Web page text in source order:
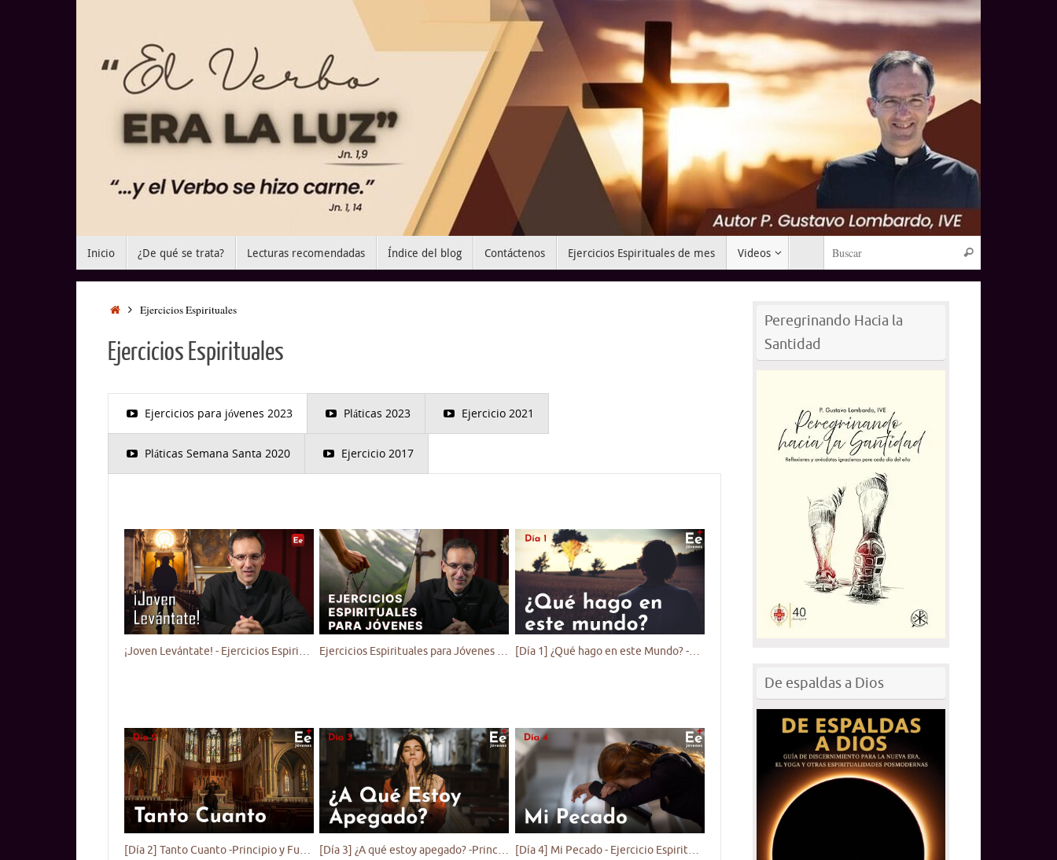
Inicio ¿De qué se trata? Lecturas recomendadas Índice del blog Contáctenos Ejercicios Espirituales de mes Videos Buscar
InicioEjercicios Espirituales
Ejercicios Espirituales
Ejercicios para jóvenes 2023 Pláticas 2023 Ejercicio 2021
Pláticas Semana Santa 2020 Ejercicio 2017
¡Joven Levántate! - Ejercicios Espirituales para Jóvenes Ejercicios Espirituales para Jóvenes - P Gustavo Lombardo [Día 1] ¿Qué hago en este Mundo? -Principio y Fundamento I - Ejercicio Espiritual para Jóvenes
[Día 2] Tanto Cuanto -Principio y Fundamento II - Ejercicio Espiritual para Jóvenes [Día 3] ¿A qué estoy apegado? -Principio y Fundamento II - Ejercicio Espiritual para Jóvenes [Día 4] Mi Pecado - Ejercicio Espiritual para Jóvenes
Peregrinando Hacia la
Santidad
De espaldas a Dios